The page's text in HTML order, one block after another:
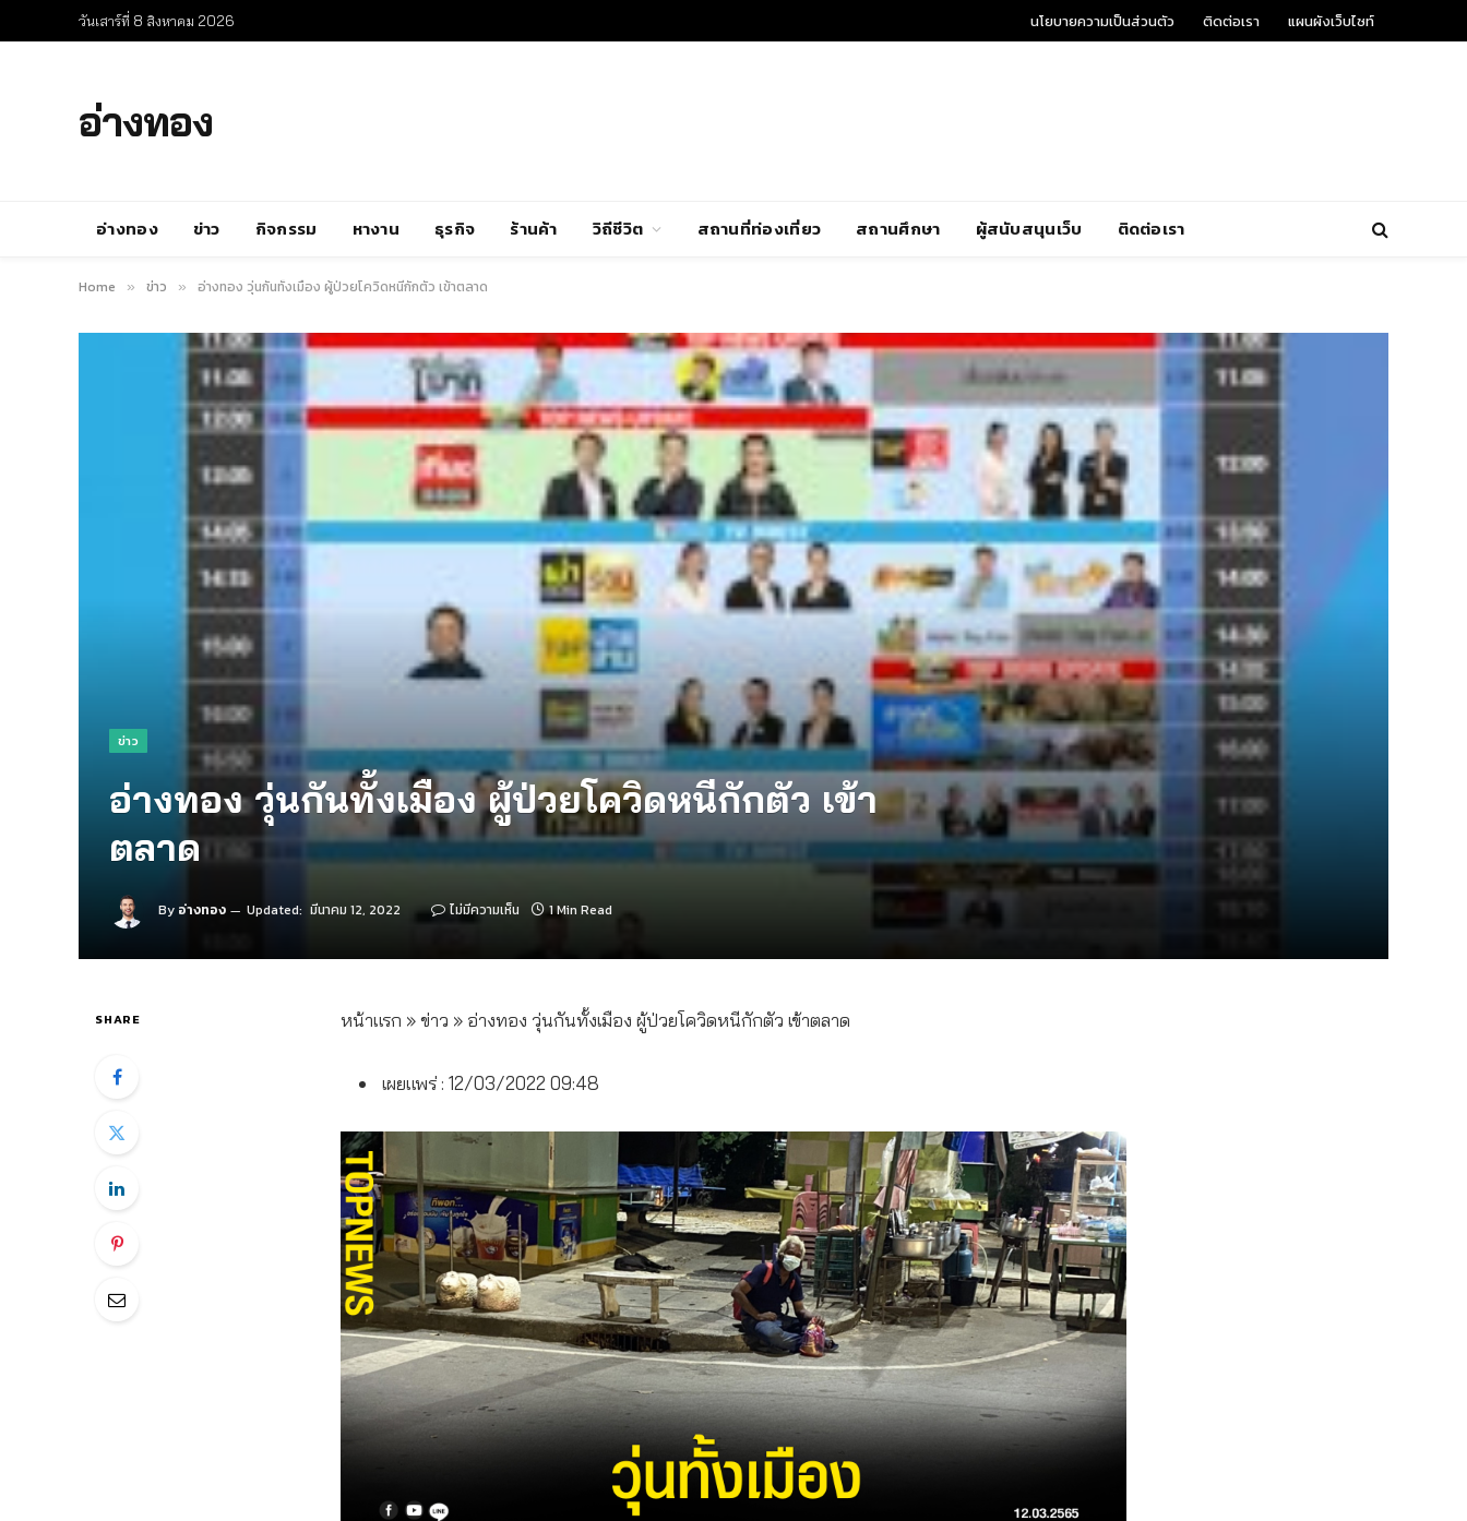
วันเสาร์ที่ 8 สิงหาคม 2026 นโยบายความเป็นส่วนตัว ติดต่อเรา แผนผังเว็บไซท์
อ่างทอง
อ่างทอง ข่าว กิจกรรม หางาน ธุรกิจ ร้านค้า วิถีชีวิต สถานที่ท่องเที่ยว สถานศึกษา ผู้สนับสนุนเว็บ ติดต่อเรา
Home » ข่าว » อ่างทอง วุ่นกันทั้งเมือง ผู้ป่วยโควิดหนีกักตัว เข้าตลาด
ข่าว
อ่างทอง วุ่นกันทั้งเมือง ผู้ป่วยโควิดหนีกักตัว เข้า
ตลาด
By อ่างทอง Updated: มีนาคม 12, 2022 ไม่มีความเห็น 1 Min Read
SHARE หน้าแรก »ข่าว » อ่างทอง วุ่นกันทั้งเมือง ผู้ป่วยโควิดหนีกักตัว เข้าตลาด
เผยแพร่ : 12/03/2022 09:48